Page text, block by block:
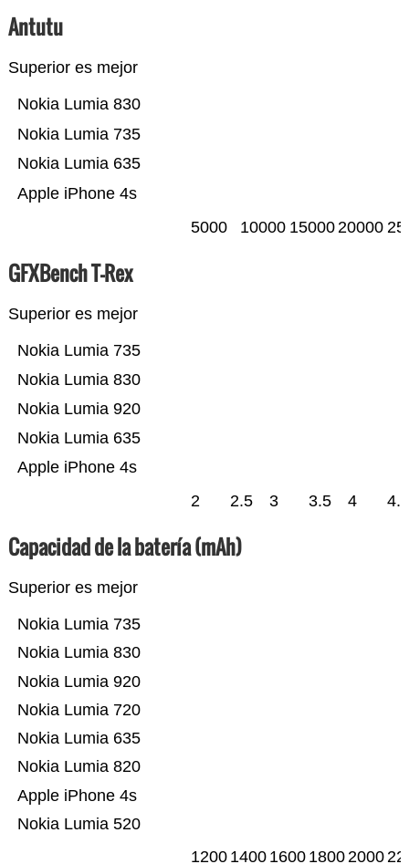
Antutu
Superior es mejor
Apple iPhone 4s
Nokia Lumia 635
Nokia Lumia 735
Nokia Lumia 830
5000 10000 1500020000
GFXBench T-Rex
Superior es mejor
Apple iPhone 4s
Nokia Lumia 635
Nokia Lumia 920
Nokia Lumia 830
Nokia Lumia 735
2 2.5 3 3.5 4 4.5
Capacidad de la batería (mAh)
Superior es mejor
Nokia Lumia 520
Apple iPhone 4s
Nokia Lumia 820
Nokia Lumia 635
Nokia Lumia 720
Nokia Lumia 920
Nokia Lumia 830
Nokia Lumia 735
1200 1400 1600 18002000